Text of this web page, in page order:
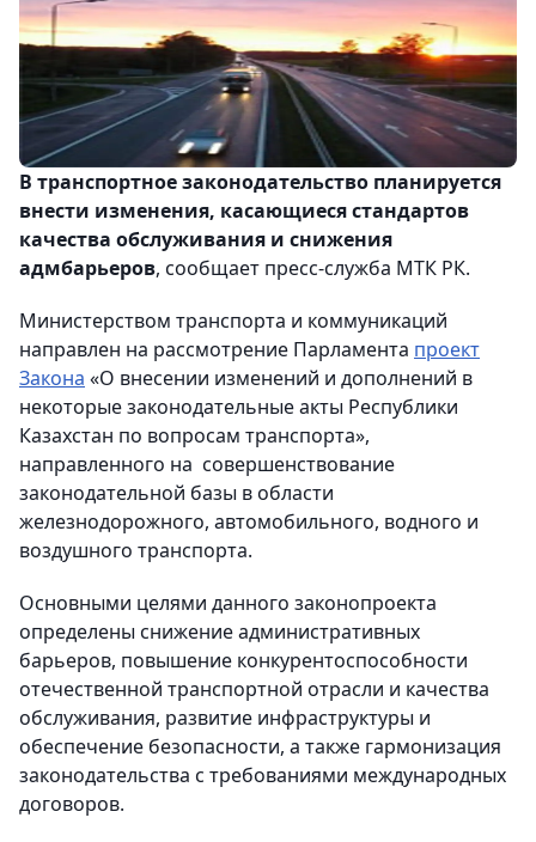
В транспортное законодательство планируется
внести изменения, касающиеся стандартов
качества обслуживания и снижения
адмбарьеров, сообщает пресс-служба МТК РК.
Министерством транспорта и коммуникаций
направлен на рассмотрение Парламента проект
Закона «О внесении изменений и дополнений в
некоторые законодательные акты Республики
Казахстан по вопросам транспорта»,
направленного на совершенствование
законодательной базы в области
железнодорожного, автомобильного, водного и
воздушного транспорта.
Основными целями данного законопроекта
определены снижение административных
барьеров, повышение конкурентоспособности
отечественной транспортной отрасли и качества
обслуживания, развитие инфраструктуры и
обеспечение безопасности, а также гармонизация
законодательства с требованиями международных
договоров.